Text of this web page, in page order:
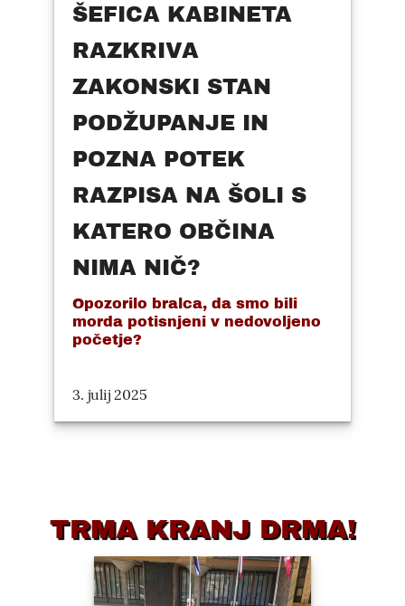
ŠEFICA KABINETA
RAZKRIVA
ZAKONSKI STAN
PODŽUPANJE IN
POZNA POTEK
RAZPISA NA ŠOLI S
KATERO OBČINA
NIMA NIČ?
Opozorilo bralca, da smo bili
morda potisnjeni v nedovoljeno
početje?
3. julij 2025
TRMA KRANJ DRMA!